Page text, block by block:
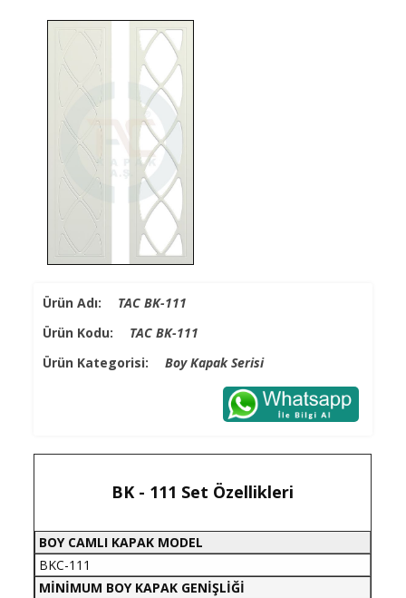
Ürün Adı: TAC BK-111
Ürün Kodu: TAC BK-111
Ürün Kategorisi:Boy Kapak Serisi
BK - 111 Set Özellikleri
BOY CAMLI KAPAK MODEL
BKC-111
MİNİMUM BOY KAPAK GENİŞLİĞİ